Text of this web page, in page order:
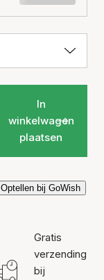
In
winkelwagen
plaatsen
Optellen bij GoWish
Gratis
verzending
bij